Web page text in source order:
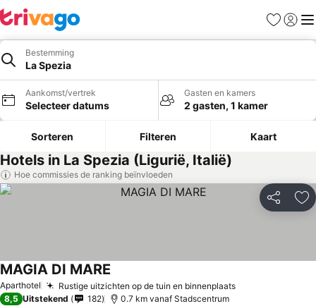
Favorieten
Bestemming
La Spezia
Aankomst/vertrek
Selecteer datums
Gasten en kamers
2 gasten, 1 kamer
Sorteren Filteren Kaart
Hotels in La Spezia (Ligurië, Italië)
Hoe commissies de ranking beïnvloeden
Delen
Aparthotel Rustige uitzichten op de tuin en binnenplaats
MAGIA DI MARE
8,5 Uitstekend 182 0.7 km vanaf Stadscentrum